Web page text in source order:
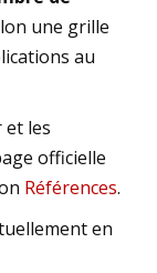
une grille
au
et les
officielle
Références.
en